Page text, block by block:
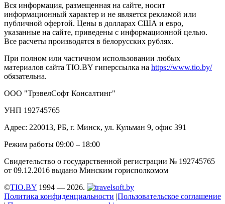
Вся информация, размещенная на сайте, носит
информационный характер и не является рекламой или
публичной офертой. Цены в долларах США и евро,
указанные на сайте, приведены с информационной целью.
Все расчеты производятся в белорусских рублях.
При полном или частичном использовании любых
материалов сайта TIO.BY гиперссылка на https://www.tio.by/
обязательна.
ООО "ТрэвелСофт Консалтинг"
УНП 192745765
Адрес: 220013, РБ, г. Минск, ул. Кульман 9, офис 391
Режим работы 09:00 – 18:00
Свидетельство о государственной регистрации № 192745765
от 09.12.2016 выдано Минским горисполкомом
©TIO.BY 1994 — 2026.
Политика конфиденциальности |Пользовательское соглашение